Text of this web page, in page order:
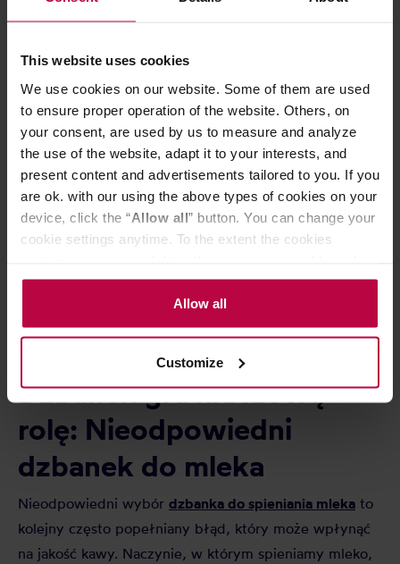
This website uses cookies
We use cookies on our website. Some of them are used
to ensure proper operation of the website. Others, on
your consent, are used by us to measure and analyze
the use of the website, adapt it to your interests, and
present content and advertisements tailored to you. If you
are ok. with our using the above types of cookies on your
device, click the “Allow all” button. You can change your
cookie settings anytime. To the extent the cookies
the controller’s (namely, ALL GOOD S.A., ul.
Mazowiecka 24I/U9, 78-100 Kołobrzeg) or third parties’
legitimate interests which are to ensure a high quality of
activities of the controller and authorized entities. More
information about cookies and the personal data
processing, including your rights, can be found in the
Privacy Policy.
Allow all
Customize
spienianiem mleka, warto zaznaczyć objętość na
razem, gdy spieniasz mleko.
Dzbanek gra kluczową
rolę: Nieodpowiedni
dzbanek do mleka
Nieodpowiedni wybór dzbanka do spieniania mleka to
kolejny często popełniany błąd, który może wpłynąć
na jakość kawy. Naczynie, w którym spieniamy mleko,